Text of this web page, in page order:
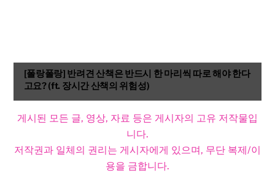
[폴랑폴랑] 반려견 산책은 반드시 한 마리씩 따로 해야 한다
고요? (ft. 장시간 산책의 위험성)
게시된 모든 글, 영상, 자료 등은 게시자의 고유 저작물입
니다.
저작권과 일체의 권리는 게시자에게 있으며, 무단 복제/이
용을 금합니다.